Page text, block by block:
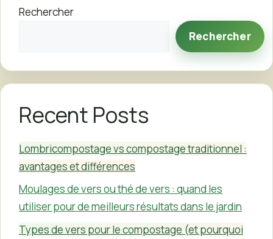
Rechercher
Rechercher
Recent Posts
Lombricompostage vs compostage traditionnel :
avantages et différences
Moulages de vers ou thé de vers : quand les
utiliser pour de meilleurs résultats dans le jardin
Types de vers pour le compostage (et pourquoi